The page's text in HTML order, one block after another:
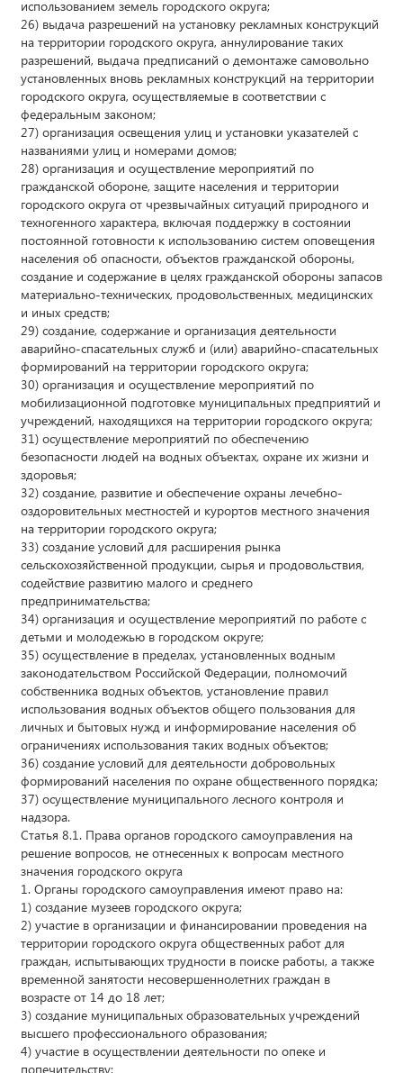
использованием земель городского округа;
26) выдача разрешений на установку рекламных конструкций
на территории городского округа, аннулирование таких
разрешений, выдача предписаний о демонтаже самовольно
установленных вновь рекламных конструкций на территории
городского округа, осуществляемые в соответствии с
федеральным законом;
27) организация освещения улиц и установки указателей с
названиями улиц и номерами домов;
28) организация и осуществление мероприятий по
гражданской обороне, защите населения и территории
городского округа от чрезвычайных ситуаций природного и
техногенного характера, включая поддержку в состоянии
постоянной готовности к использованию систем оповещения
населения об опасности, объектов гражданской обороны,
создание и содержание в целях гражданской обороны запасов
материально-технических, продовольственных, медицинских
и иных средств;
29) создание, содержание и организация деятельности
аварийно-спасательных служб и (или) аварийно-спасательных
формирований на территории городского округа;
30) организация и осуществление мероприятий по
мобилизационной подготовке муниципальных предприятий и
учреждений, находящихся на территории городского округа;
31) осуществление мероприятий по обеспечению
безопасности людей на водных объектах, охране их жизни и
здоровья;
32) создание, развитие и обеспечение охраны лечебно-
оздоровительных местностей и курортов местного значения
на территории городского округа;
33) создание условий для расширения рынка
сельскохозяйственной продукции, сырья и продовольствия,
содействие развитию малого и среднего
предпринимательства;
34) организация и осуществление мероприятий по работе с
детьми и молодежью в городском округе;
35) осуществление в пределах, установленных водным
законодательством Российской Федерации, полномочий
собственника водных объектов, установление правил
использования водных объектов общего пользования для
личных и бытовых нужд и информирование населения об
ограничениях использования таких водных объектов;
36) создание условий для деятельности добровольных
формирований населения по охране общественного порядка;
37) осуществление муниципального лесного контроля и
надзора.
Статья 8.1. Права органов городского самоуправления на
решение вопросов, не отнесенных к вопросам местного
значения городского округа
1. Органы городского самоуправления имеют право на:
1) создание музеев городского округа;
2) участие в организации и финансировании проведения на
территории городского округа общественных работ для
граждан, испытывающих трудности в поиске работы, а также
временной занятости несовершеннолетних граждан в
возрасте от 14 до 18 лет;
3) создание муниципальных образовательных учреждений
высшего профессионального образования;
4) участие в осуществлении деятельности по опеке и
попечительству;